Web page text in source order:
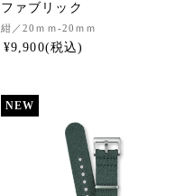
ファブリック
紺 ／20ｍｍ-20ｍｍ
¥9,900
NEW